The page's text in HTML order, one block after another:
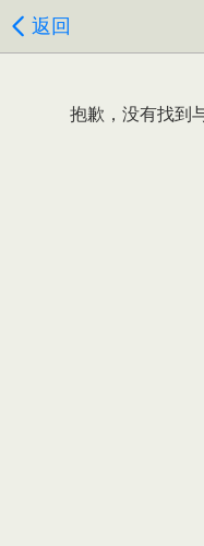
返回
抱歉，没有找到